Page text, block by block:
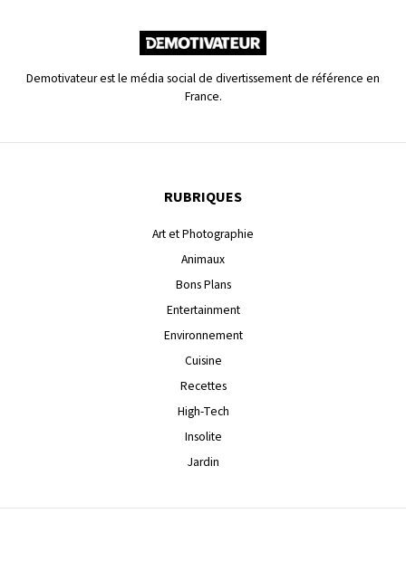
Demotivateur est le média social de divertissement de référence en
France.
RUBRIQUES
Art et Photographie
Animaux
Bons Plans
Entertainment
Environnement
Cuisine
Recettes
High-Tech
Insolite
Jardin